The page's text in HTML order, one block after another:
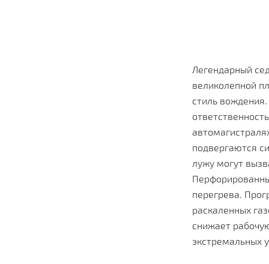
Легендарный
великолепной
стиль
подвергаются
лужу могут
перегрева.
раскаленных
снижает
экстремальных